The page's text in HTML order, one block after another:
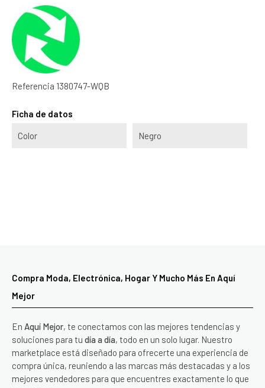
Referencia 1380747-WQB
Ficha de datos
Color Negro
Compra Moda, Electrónica, Hogar Y Mucho Más En Aquí
Mejor
En Aquí Mejor, te conectamos con las mejores tendencias y
soluciones para tu día a día, todo en un solo lugar. Nuestro
marketplace está diseñado para ofrecerte una experiencia de
compra única, reuniendo a las marcas más destacadas y a los
mejores vendedores para que encuentres exactamente lo que